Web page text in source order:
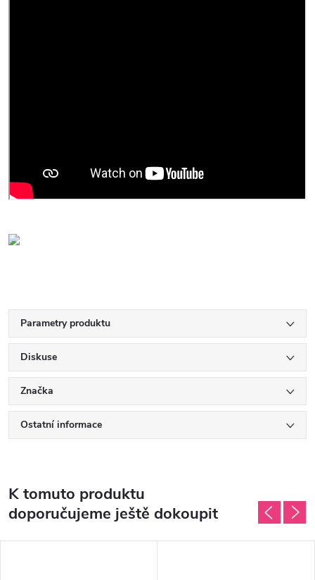
Parametry produktu
Diskuse
Značka
Ostatní informace
K tomuto produktu
doporučujeme ještě dokoupit